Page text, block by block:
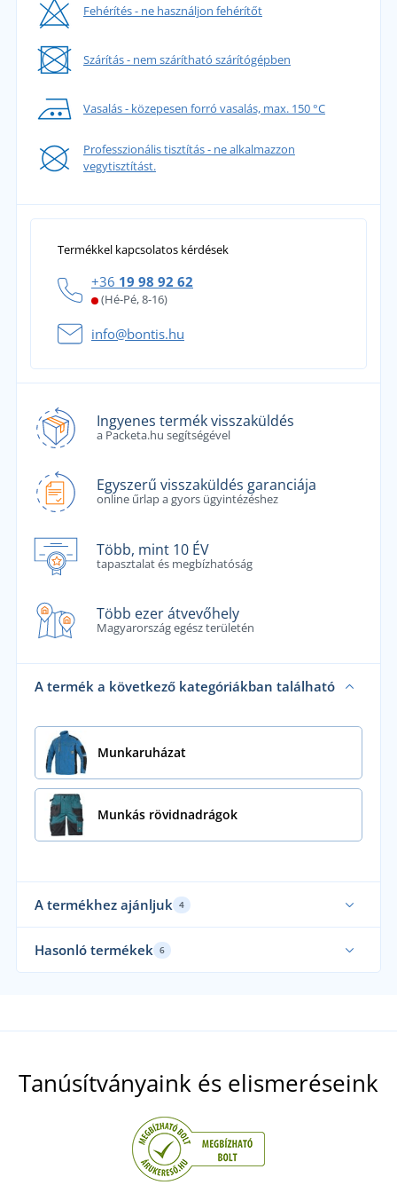
Fehérítés - ne használjon fehérítőt
Szárítás - nem szárítható szárítógépben
Vasalás - közepesen forró vasalás, max. 150 °C
Professzionális tisztítás - ne alkalmazzon
vegytisztítást.
Termékkel kapcsolatos kérdések
+36 19 98 92 62
(Hé-Pé, 8-16)
info@bontis.hu
Ingyenes termék visszaküldés
a Packeta.hu segítségével
Egyszerű visszaküldés garanciája
online űrlap a gyors ügyintézéshez
Több, mint 10 ÉV
tapasztalat és megbízhatóság
Több ezer átvevőhely
Magyarország egész területén
A termék a következő kategóriákban található
Munkaruházat
Munkás rövidnadrágok
A termékhez ajánljuk 4
Funkcionális
Hasonló termékek 6
Tanúsítványaink és elismeréseink